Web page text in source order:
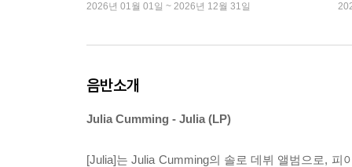
2026년 01월 01일 ~ 2026년 12월 31일
음반소개
Julia Cumming - Julia (LP)
[Julia]는 Julia Cumming의 솔로 데뷔 앨범으로,